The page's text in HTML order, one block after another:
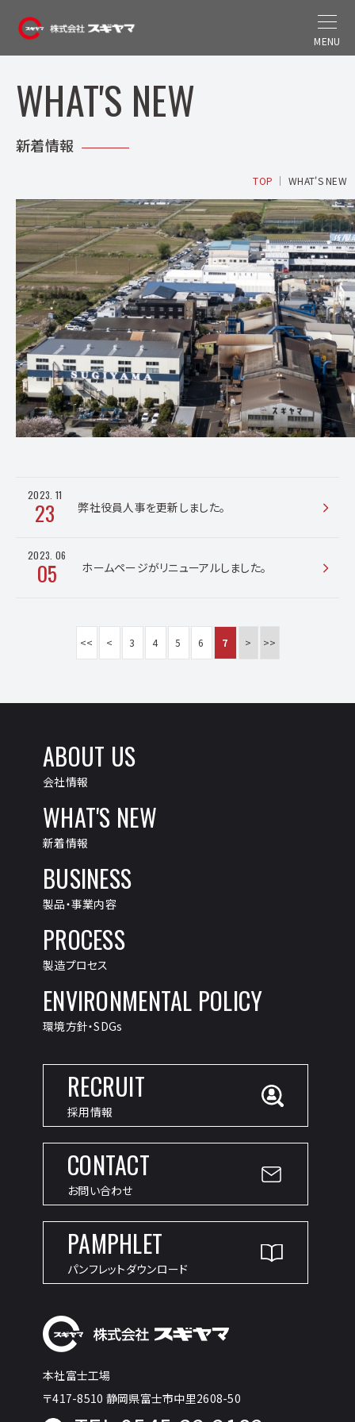
MENU
WHAT'S NEW
新着情報
TOP WHAT'S NEW
2023 11
23 弊社役員人事を更新しました。
2023 06
05 ホームページがリニューアルしました。
<< < 3 4 5 6 7 > >>
ABOUT US
会社情報
WHAT'S NEW
新着情報
BUSINESS
製品・事業内容
PROCESS
製造プロセス
ENVIRONMENTAL POLICY
環境方針・SDGs
RECRUIT
採用情報
CONTACT
お問い合わせ
PAMPHLET
パンフレットダウンロード
本社富士工場
〒417-8510 静岡県富士市中里2608-50